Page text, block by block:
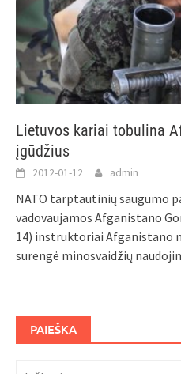
Lietuvos kariai tobulina
įgūdžius
2012-01-12 admin
NATO tarptautinių saugumo
vadovaujamos Afganistano
14) instruktoriai Afganistano
surengė minosvaidžių
PAIEŠKA